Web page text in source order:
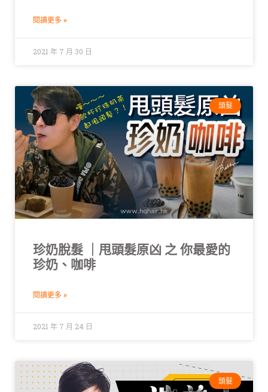
閱讀更多 »
2021 年 7 月 30 日
頭髮
珍奶脫髮 ｜甩頭髮原凶 之 你最愛的
珍奶、咖啡
閱讀更多 »
2021 年 7 月 24 日
頭髮